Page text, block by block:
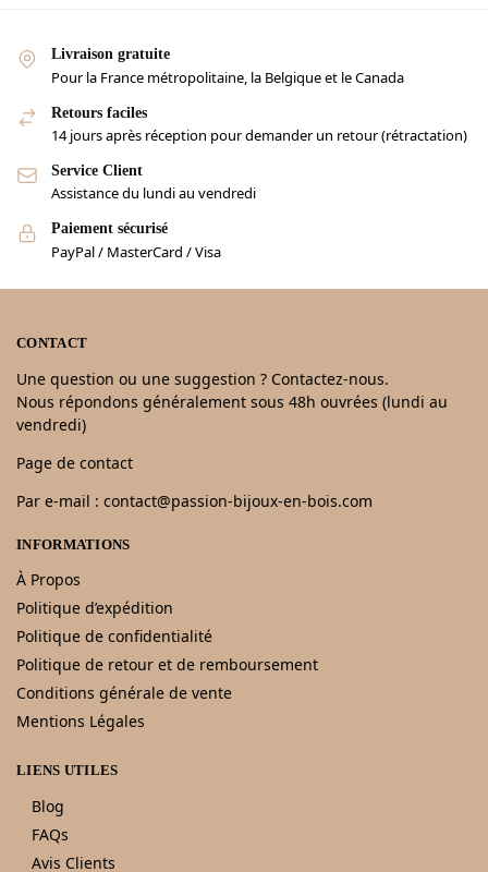
Livraison gratuite
Pour la France métropolitaine, la Belgique et le Canada
Retours faciles
14 jours après réception pour demander un retour (rétractation)
Service Client
Assistance du lundi au vendredi
Paiement sécurisé
PayPal / MasterCard / Visa
CONTACT
Une question ou une suggestion ? Contactez-nous.
Nous répondons généralement sous 48h ouvrées (lundi au
vendredi)
Page de contact
Par e-mail : contact@passion-bijoux-en-bois.com
INFORMATIONS
À Propos
Politique d’expédition
Politique de confidentialité
Politique de retour et de remboursement
Conditions générale de vente
Mentions Légales
LIENS UTILES
Blog
FAQs
Avis Clients